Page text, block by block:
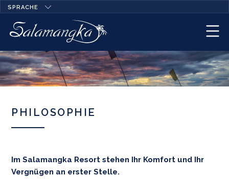
SPRACHE
PHILOSOPHIE
Im Salamangka Resort stehen Ihr Komfort und Ihr
Vergnügen an erster Stelle.